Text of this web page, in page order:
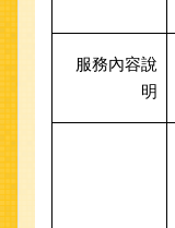
服務內容說
明